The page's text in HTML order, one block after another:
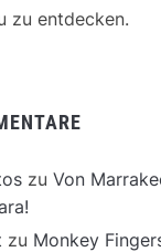
zu entdecken.
zu Von
zu Monkey